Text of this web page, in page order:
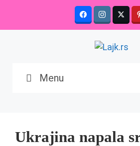
content
Menu
Ukrajina napala